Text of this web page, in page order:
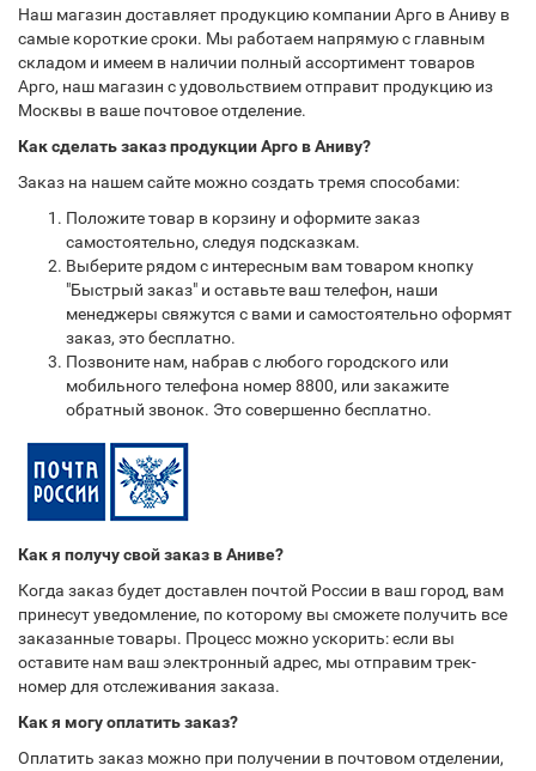
Наш магазин доставляет продукцию компании Арго в Аниву в
самые короткие сроки. Мы работаем напрямую с главным
складом и имеем в наличии полный ассортимент товаров
Арго, наш магазин с удовольствием отправит продукцию из
Москвы в ваше почтовое отделение.
Как сделать заказ продукции Арго в Аниву?
Заказ на нашем сайте можно создать тремя способами:
Положите товар в корзину и оформите заказ
самостоятельно, следуя подсказкам.
Выберите рядом с интересным вам товаром кнопку
"Быстрый заказ" и оставьте ваш телефон, наши
менеджеры свяжутся с вами и самостоятельно оформят
заказ, это бесплатно.
Позвоните нам, набрав с любого городского или
мобильного телефона номер 8800, или закажите
обратный звонок. Это совершенно бесплатно.
Как я получу свой заказ в Аниве?
Когда заказ будет доставлен почтой России в ваш город, вам
принесут уведомление, по которому вы сможете получить все
заказанные товары. Процесс можно ускорить: если вы
оставите нам ваш электронный адрес, мы отправим трек-
номер для отслеживания заказа.
Как я могу оплатить заказ?
Оплатить заказ можно при получении в почтовом отделении,